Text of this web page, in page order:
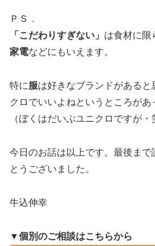
ＰＳ．
「こだわりすぎない」 は食材に限
家電などにもいえます。
特に服は好きなブランドがある
クロでいいよねというところが
（ぼくはだいぶユニクロですが・
今日のお話は以上です。最後ま
とうございました。
牛込伸幸
▼個別のご相談はこちらから